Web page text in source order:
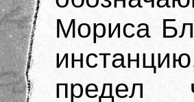
Мориса
предел